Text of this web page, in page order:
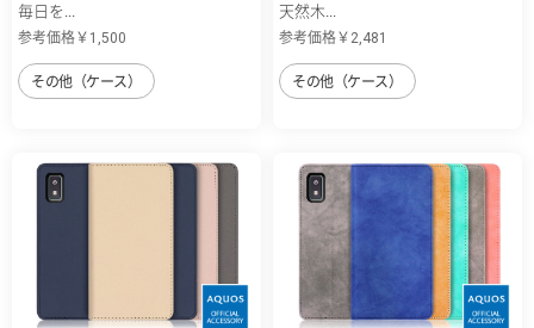
毎日を...
参考価格￥1,500
その他（ケース）
天然木...
参考価格￥2,481
その他（ケース）